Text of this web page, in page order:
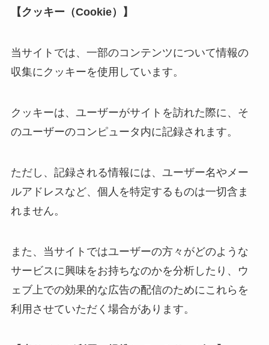
【クッキー（Cookie）】
当サイトでは、一部のコンテンツについて情報の
収集にクッキーを使用しています。
クッキーは、ユーザーがサイトを訪れた際に、そ
のユーザーのコンピュータ内に記録されます。
ただし、記録される情報には、ユーザー名やメー
ルアドレスなど、個人を特定するものは一切含ま
れません。
また、当サイトではユーザーの方々がどのような
サービスに興味をお持ちなのかを分析したり、ウ
ェブ上での効果的な広告の配信のためにこれらを
利用させていただく場合があります。